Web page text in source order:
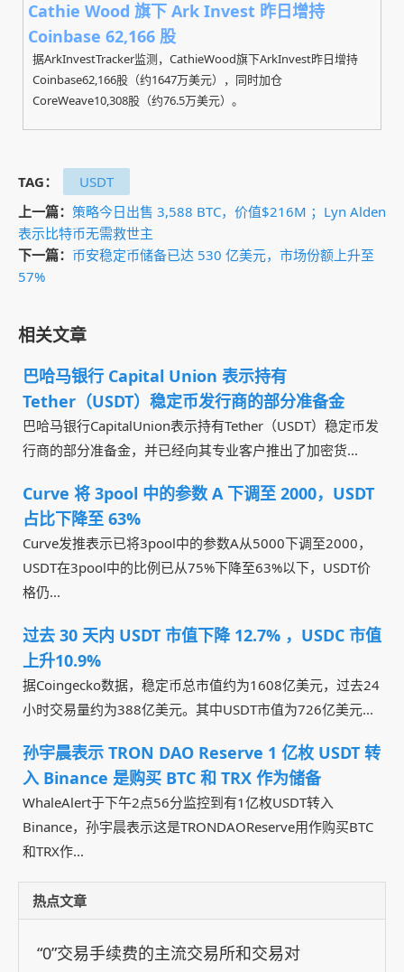
Cathie Wood 旗下 Ark Invest 昨日增持
Coinbase 62,166 股
据ArkInvestTracker监测，CathieWood旗下ArkInvest昨日增持
Coinbase62,166股（约1647万美元），同时加仓
CoreWeave10,308股（约76.5万美元）。
TAG：
USDT
上一篇： 策略今日出售 3,588 BTC，价值$216M ；Lyn Alden
表示比特币无需救世主
下一篇： 币安稳定币储备已达 530 亿美元，市场份额上升至
57%
相关文章
巴哈马银行 Capital Union 表示持有
Tether（USDT）稳定币发行商的部分准备金
巴哈马银行CapitalUnion表示持有Tether（USDT）稳定币发
行商的部分准备金，并已经向其专业客户推出了加密货...
Curve 将 3pool 中的参数 A 下调至 2000，USDT
占比下降至 63%
Curve发推表示已将3pool中的参数A从5000下调至2000，
USDT在3pool中的比例已从75%下降至63%以下，USDT价
格仍...
过去 30 天内 USDT 市值下降 12.7% ，USDC 市值
上升10.9%
据Coingecko数据，稳定币总市值约为1608亿美元，过去24
小时交易量约为388亿美元。其中USDT市值为726亿美元...
孙宇晨表示 TRON DAO Reserve 1 亿枚 USDT 转
入 Binance 是购买 BTC 和 TRX 作为储备
WhaleAlert于下午2点56分监控到有1亿枚USDT转入
Binance，孙宇晨表示这是TRONDAOReserve用作购买BTC
和TRX作...
热点文章
“0”交易手续费的主流交易所和交易对